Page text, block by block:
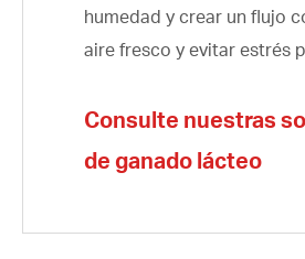
humedad y crear un flujo
aire fresco y evitar estrés
Consulte nuestras
de ganado lácteo